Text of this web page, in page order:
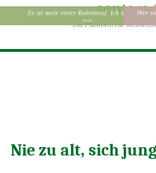
Nie zu alt, sich